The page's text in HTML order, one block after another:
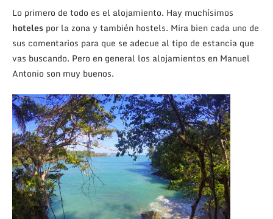
Lo primero de todo es el alojamiento. Hay muchísimos
hoteles por la zona y también hostels. Mira bien cada uno de
sus comentarios para que se adecue al tipo de estancia que
vas buscando. Pero en general los alojamientos en Manuel
Antonio son muy buenos.